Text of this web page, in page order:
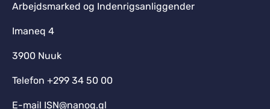
Arbejdsmarked og Indenrigsanliggender
Imaneq 4
3900 Nuuk
Telefon +299 34 50 00
E-mail ISN@nanoq.gl